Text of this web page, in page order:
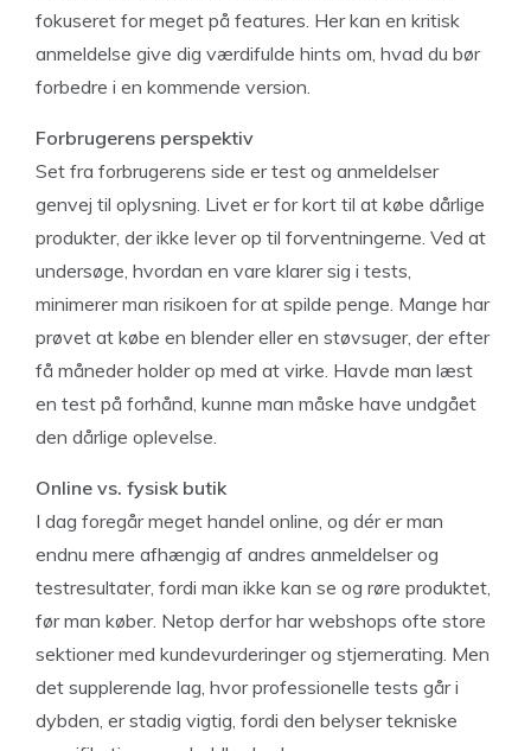
fokuseret for meget på features. Her kan en kritisk
anmeldelse give dig værdifulde hints om, hvad du bør
forbedre i en kommende version.
Forbrugerens perspektiv
Set fra forbrugerens side er test og anmeldelser
genvej til oplysning. Livet er for kort til at købe dårlige
produkter, der ikke lever op til forventningerne. Ved at
undersøge, hvordan en vare klarer sig i tests,
minimerer man risikoen for at spilde penge. Mange har
prøvet at købe en blender eller en støvsuger, der efter
få måneder holder op med at virke. Havde man læst
en test på forhånd, kunne man måske have undgået
den dårlige oplevelse.
Online vs. fysisk butik
I dag foregår meget handel online, og dér er man
endnu mere afhængig af andres anmeldelser og
testresultater, fordi man ikke kan se og røre produktet,
før man køber. Netop derfor har webshops ofte store
sektioner med kundevurderinger og stjernerating. Men
det supplerende lag, hvor professionelle tests går i
dybden, er stadig vigtig, fordi den belyser tekniske